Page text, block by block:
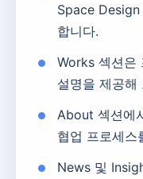
Space Design
합니다.
Works 섹션은
설명을 제공해
About 섹션에
협업 프로세스
News 및